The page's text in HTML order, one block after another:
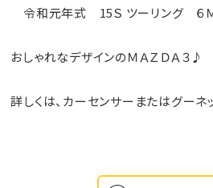
令和元年式 15Ｓ ツーリング ６
おしゃれなデザインのＭＡＺＤＡ３♪
詳しくは、カーセンサーまたはグー